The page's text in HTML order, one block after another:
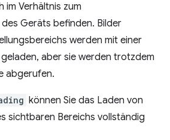
im Verhältnis zum
Geräts befinden. Bilder
werden mit einer
aber sie werden trotzdem
abgerufen.
können Sie das Laden von
sichtbaren Bereichs vollständig